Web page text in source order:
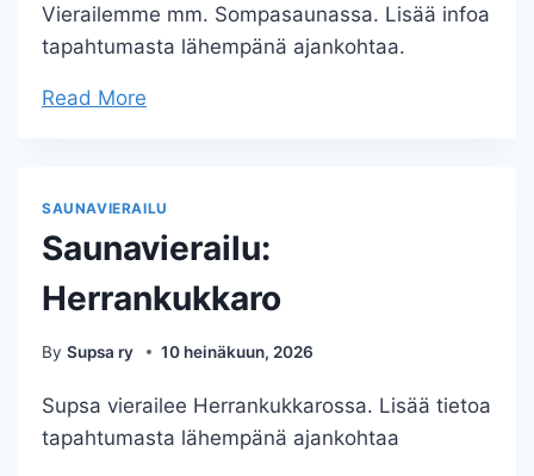
Vierailemme mm. Sompasaunassa. Lisää infoa
tapahtumasta lähempänä ajankohtaa.
Read More
SAUNAVIERAILU
Saunavierailu:
Herrankukkaro
By Supsa ry 10 heinäkuun, 2026
Supsa vierailee Herrankukkarossa. Lisää tietoa
tapahtumasta lähempänä ajankohtaa